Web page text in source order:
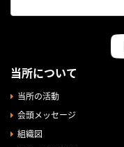
当所について
当所の活動
会頭メッセージ
組織図